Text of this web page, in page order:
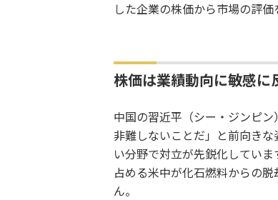
した企業の株価から市場の評価
株価は業績動向に敏感に
中国の習近平（シー・ジンピ
非難しないことだ」と前向き
い分野で対立が先鋭化してい
占める米中が化石燃料からの
ん。